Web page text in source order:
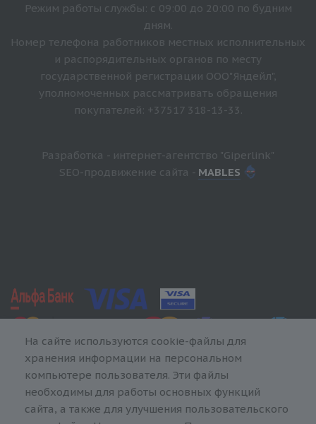
Режим работы службы: с 09:00 до 20:00 по будним
дням.
Номер телефона работников местных исполнительных
и распорядительных органов по месту
государственной регистрации ООО"Яндейл",
уполномоченных рассматривать обращения
покупателей: +37517 318-13-33.
Разработка - интернет-агентство "Giperlink"
SEO-продвижение сайта - MABLES
На сайте используются cookie-файлы для
хранения информации на персональном
компьютере пользователя. Эти файлы
необходимы для работы основных функций
сайта, а также для улучшения пользовательского